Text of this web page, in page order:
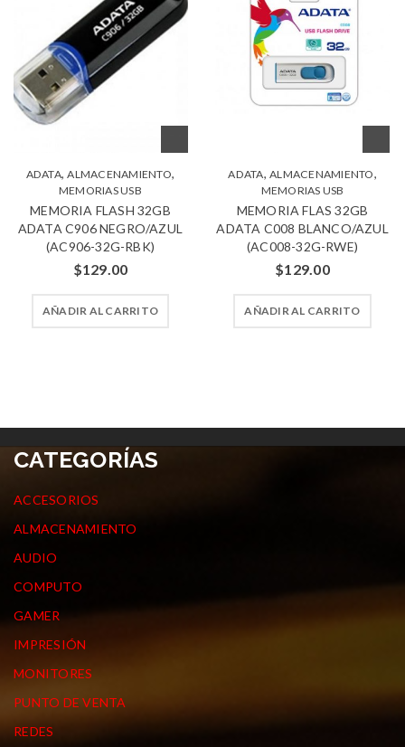
ADATA,ALMACENAMIENTO,
MEMORIAS USB
MEMORIA FLASH 32GB
ADATA C906 NEGRO/AZUL
(AC906-32G-RBK)
$129.00
AÑADIR AL CARRITO
ADATA,ALMACENAMIENTO,
MEMORIAS USB
MEMORIA FLAS 32GB
ADATA C008 BLANCO/AZUL
(AC008-32G-RWE)
$129.00
AÑADIR AL CARRITO
CATEGORÍAS
ACCESORIOS
ALMACENAMIENTO
AUDIO
COMPUTO
GAMER
IMPRESIÓN
MONITORES
PUNTO DE VENTA
REDES